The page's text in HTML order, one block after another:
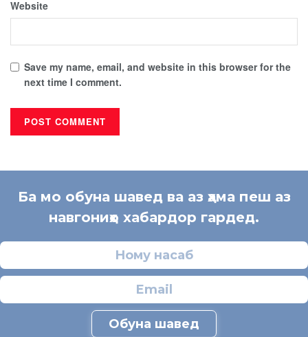
Website
Save my name, email, and website in this browser for the
next time I comment.
Ба мо обуна шавед ва аз ҳама пеш аз
навгониҳо хабардор гардед.
Обуна шавед